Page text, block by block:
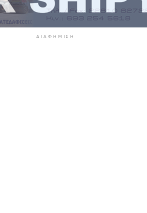
ΔΙΑΦΉΜΙΣΗ